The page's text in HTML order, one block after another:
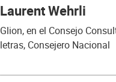
Laurent Wehrli
Glion, en el Consejo
letras, Consejero Nacional